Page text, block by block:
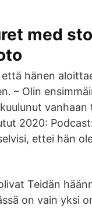
med
hänen
– Olin
2020:
ettei hän
Teidän
on vain yksi